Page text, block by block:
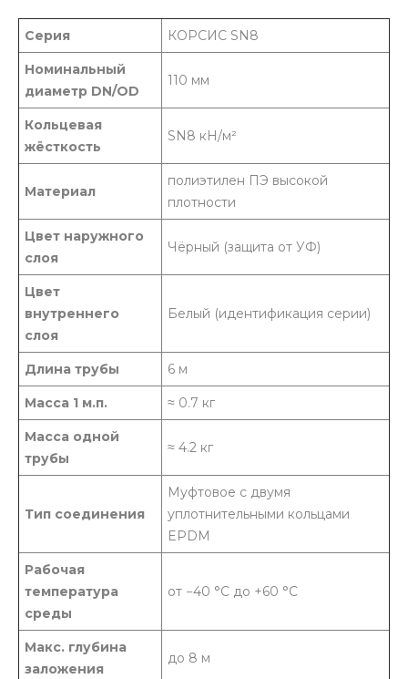
Серия КОРСИС SN8
Номинальный
диаметр DN/OD
110 мм
Кольцевая
жёсткость
SN8 кН/м²
Материал
полиэтилен ПЭ высокой
плотности
Цвет наружного
слоя
Чёрный (защита от УФ)
Цвет
внутреннего
слоя
Белый (идентификация серии)
Длина трубы 6 м
Масса 1 м.п. ≈ 0.7 кг
Масса одной
трубы
≈ 4.2 кг
Тип соединения
Муфтовое с двумя
уплотнительными кольцами
EPDM
Рабочая
температура
среды
от −40 °C до +60 °C
Макс. глубина
заложения
до 8 м